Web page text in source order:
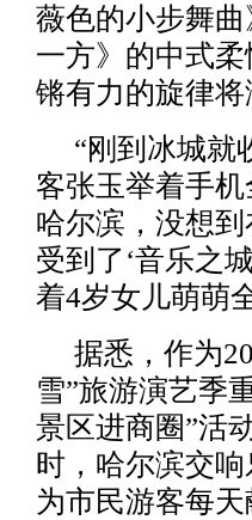
薇色的小步舞
一方》的中式
锵有力的旋律将
“刚到冰城就
客张玉举着手
哈尔滨，没想
受到了‘音乐之
着4岁女儿萌萌
据悉，作为
雪”旅游演艺季
景区进商圈”活
时，哈尔滨交
为市民游客每